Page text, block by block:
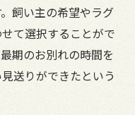
置方法と注意点
ペット葬儀の流れ
期間と火葬プラン
する際の手順
飼い主の希望やラグ
て選択することがで
期のお別れの時間を
送りができたという